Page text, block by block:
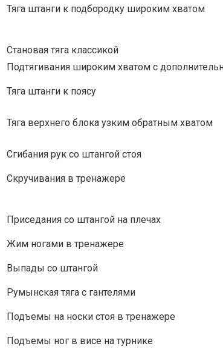
Тяга штанги к подбородку широким хватом
Становая тяга классикой
Подтягивания широким хватом с
Тяга штанги к поясу
Тяга верхнего блока узким обратным хватом
Сгибания рук со штангой стоя
Скручивания в тренажере
Приседания со штангой на плечах
Жим ногами в тренажере
Выпады со штангой
Румынская тяга с гантелями
Подъемы на носки стоя в тренажере
Подъемы ног в висе на турнике